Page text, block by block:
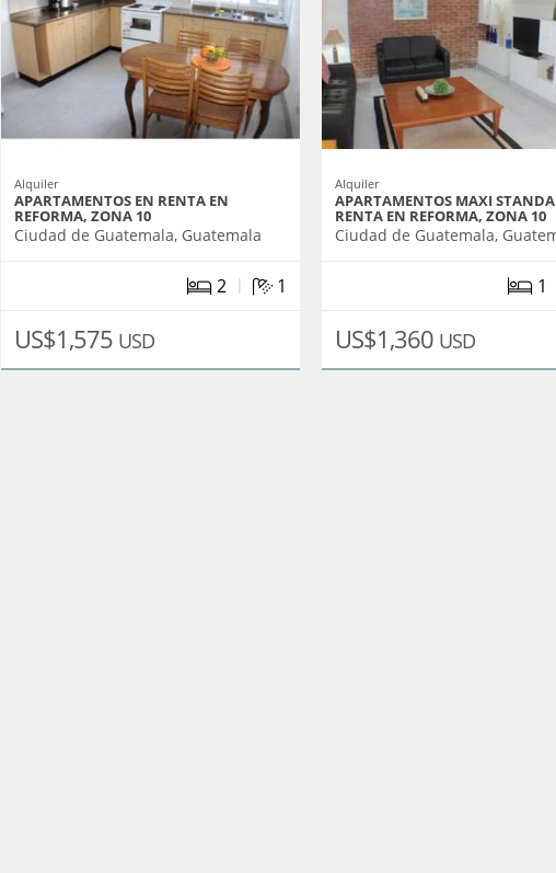
Alquiler
APARTAMENTOS EN RENTA EN
REFORMA, ZONA 10
Ciudad de Guatemala, Guatemala
2 | 1
US$1,575 USD
Alquiler
APARTAMENTOS MAXI
RENTA EN REFORMA, ZONA 10
Ciudad de Guatemala,
1
US$1,360 USD